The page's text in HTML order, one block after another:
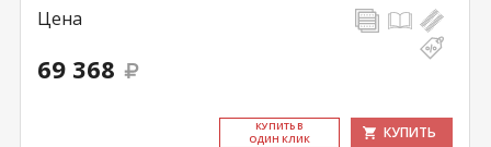
Цена
69 368
КУ­ПИТЬ В
ОДИН КЛИК
КУПИТЬ